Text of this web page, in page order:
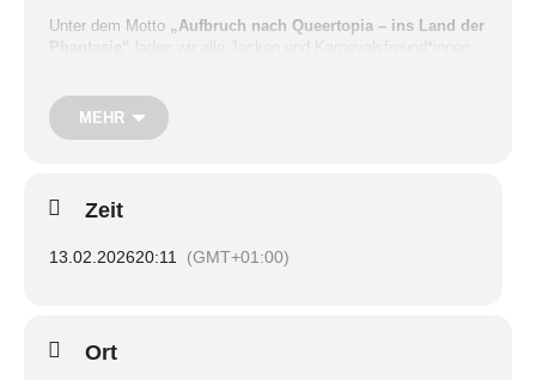
Unter dem Motto „Aufbruch nach Queertopia – ins Land der
Phantasie“
laden wir alle Jecken und Karnevalsfreund*innen
ein.
Frohsinns, sondern auch ein starkes Zeichen für Akzeptanz
von queerer Vielfalt. Tauche also ein in den Ort
regiert, Vielfalt gefeiert wird und jede*r willkommen ist
MEHR
Zeit
13.02.202620:11 (GMT+01:00)
Ort